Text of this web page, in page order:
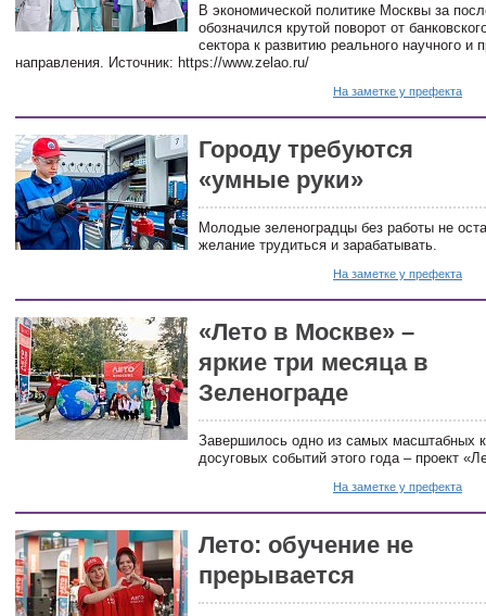
В экономической политике Москвы за
обозначился крутой поворот от
сектора к развитию реального научного и
направления. Источник: https://www.zelao.ru/
На заметке у префекта
Городу требуются
«умные руки»
Молодые зеленоградцы без работы не
желание трудиться и зарабатывать.
На заметке у префекта
«Лето в Москве» –
яркие три месяца в
Зеленограде
Завершилось одно из самых масштабных
досуговых событий этого года – проект
На заметке у префекта
Лето: обучение не
прерывается